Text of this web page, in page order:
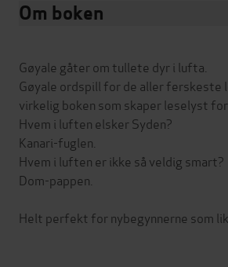
Om boken
Gøyale gåter om tullete dyr i lufta.
Gøyale ordspill for de aller ferskeste
virkelig boken som skaper leselyst for
Hvem i luften elsker Syden?
Kanari-fuglen.
Hvem i luften er ikke så veldig smart?
Dom-pappen.
Helt perfekt for nybegynnerne som